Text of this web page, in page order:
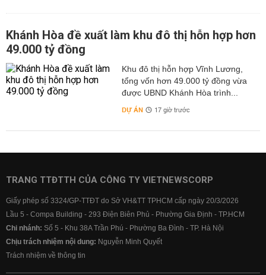
Khánh Hòa đề xuất làm khu đô thị hỗn hợp hơn
49.000 tỷ đồng
Khu đô thị hỗn hợp Vĩnh Lương,
tổng vốn hơn 49.000 tỷ đồng vừa
được UBND Khánh Hòa trình...
DỰ ÁN 17 giờ trước
TRANG TTĐTTH CỦA CÔNG TY VIETNEWSCORP
Giấy phép số 3324/GP-TTĐT do Sở VH&TT TPHCM cấp ngày 20/3/2026
Lầu 5 - Compa Building - 293 Điện Biên Phủ - Phường Gia Định - TP.HCM
Chi nhánh: Số 5 - Khu 38A Trần Phú - Phường Ba Đình - TP. Hà Nội
Chịu trách nhiệm nội dung: Nguyễn Minh Quyết
Trách nhiệm về thông tin